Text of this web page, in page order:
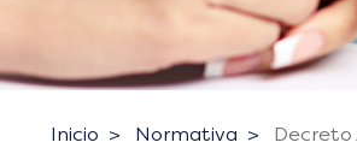
Inicio Normativa Decreto